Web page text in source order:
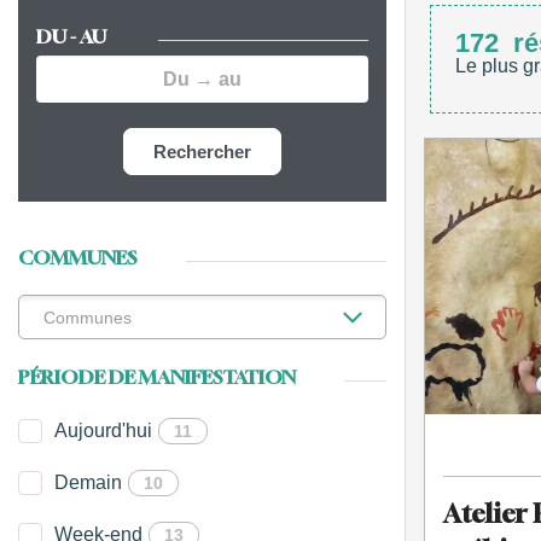
DU - AU
Rechercher
COMMUNES
PÉRIODE DE MANIFESTATION
Aujourd'hui 11
Demain 10
Week-end 13
172
Le plus
Atelier